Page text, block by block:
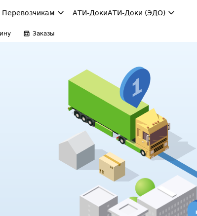
Перевозчикам АТИ-ДокиАТИ-Доки (ЭДО)
Заказы